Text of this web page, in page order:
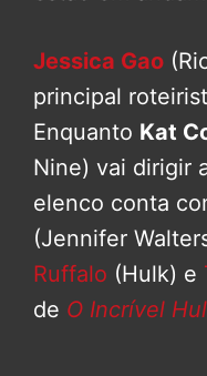
Jessica Gao
principal
Enquanto Kat
Nine) vai dirigir
elenco conta
(Jennifer
Ruffalo (Hulk) e
de O Incrível